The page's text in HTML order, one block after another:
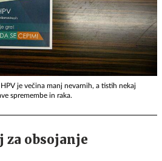
je večina manj nevarnih, a tistih nekaj
spremembe in raka.
za obsojanje